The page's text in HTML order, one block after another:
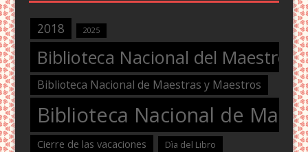
2018 2025
Biblioteca Nacional del Maestro
Biblioteca Nacional de Maestras y Maestros
Biblioteca Nacional de
Cierre de las vacaciones Dìa del Libro